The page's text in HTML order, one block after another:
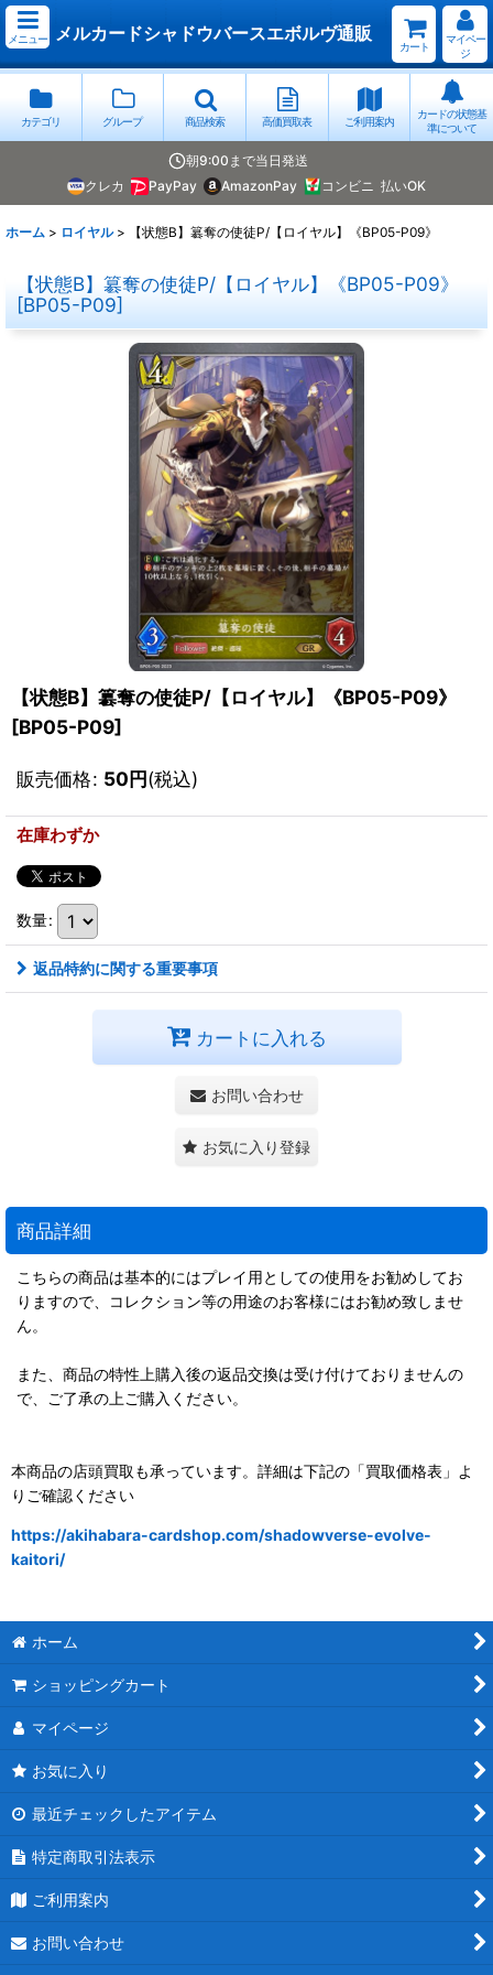
メニュー メルカードシャドウバースエボルヴ通販
カート
マイペー
ジ
カテゴリ グループ 商品検索 高価買取表 ご利用案内
カードの状態基
準について
朝9:00まで当日発送
クレカ
PayPay AmazonPay コンビニ 払いOK
ホーム > ロイヤル > 【状態B】簒奪の使徒P/【ロイヤル】《BP05-P09》
【状態B】簒奪の使徒P/【ロイヤル】《BP05-P09》
[BP05-P09]
【状態B】簒奪の使徒P/【ロイヤル】《BP05-P09》
[BP05-P09]
販売価格: 50円(税込)
在庫わずか
数量:
返品特約に関する重要事項
カートに入れる
お問い合わせ
お気に入り登録
商品詳細
こちらの商品は基本的にはプレイ用としての使用をお勧めしてお
りますので、コレクション等の用途のお客様にはお勧め致しませ
ん。
また、商品の特性上購入後の返品交換は受け付けておりませんの
で、ご了承の上ご購入ください。
本商品の店頭買取も承っています。詳細は下記の「買取価格表」よ
りご確認ください
https://akihabara-cardshop.com/shadowverse-evolve-
kaitori/
ホーム
ショッピングカート
マイページ
お気に入り
最近チェックしたアイテム
特定商取引法表示
ご利用案内
お問い合わせ